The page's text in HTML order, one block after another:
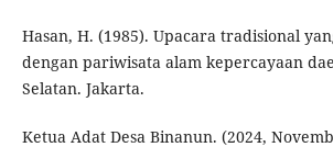
Hasan, H. (1985). Upacara tradisional
dengan pariwisata alam kepercayaan
Selatan. Jakarta.
Ketua Adat Desa Binanun. (2024,